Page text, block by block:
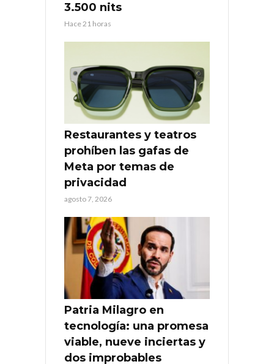
3.500 nits
Hace 21 horas
Restaurantes y teatros
prohíben las gafas de
Meta por temas de
privacidad
agosto 7, 2026
Patria Milagro en
tecnología: una promesa
viable, nueve inciertas y
dos improbables